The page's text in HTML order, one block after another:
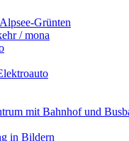
Grünten
/ mona
mit Bahnhof und
in Bildern